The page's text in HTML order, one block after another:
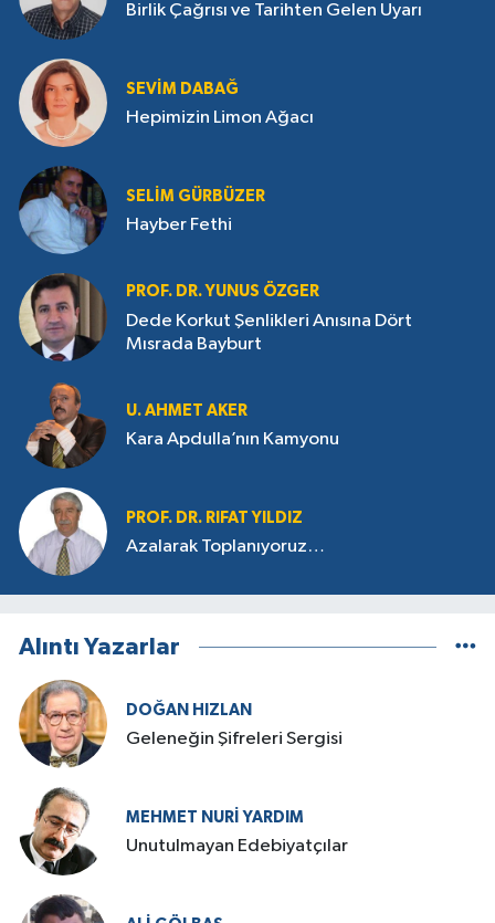
Birlik Çağrısı ve Tarihten Gelen Uyarı
SEVIM DABAĞ
Hepimizin Limon Ağacı
SELIM GÜRBÜZER
Hayber Fethi
PROF. DR. YUNUS ÖZGER
Dede Korkut Şenlikleri Anısına Dört
Mısrada Bayburt
U. AHMET AKER
Kara Apdulla’nın Kamyonu
PROF. DR. RIFAT YILDIZ
Azalarak Toplanıyoruz…
Alıntı Yazarlar
DOĞAN HIZLAN
Geleneğin Şifreleri Sergisi
MEHMET NURI YARDIM
​Unutulmayan Edebiyatçılar